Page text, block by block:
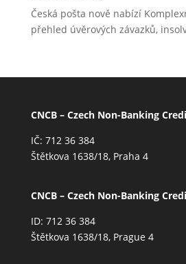
Česká pošta nově nabízí
přehled úvěrových závazků,
CNCB – Czech Non-Banking
IČ: 712 36 384
Štětkova 1638/18, Praha 4
CNCB – Czech Non-Banking
ID: 712 36 384
Štětkova 1638/18, Prague 4